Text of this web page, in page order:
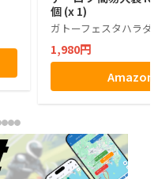
個 (x 1)
ガトーフェスタハラダ
1,980円
Amazon